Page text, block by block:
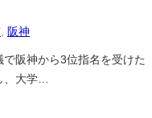
, 阪神
阪神から3位指名を受けた
、大学…